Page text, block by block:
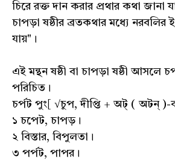
চিরে রক্ত দান করার প্রথার কথা জানা
চাপড়া ষষ্ঠীর ব্রতকথার মধ্যে নরবলির
যায়"।
এই মন্থন ষষ্ঠী বা চাপড়া ষষ্ঠী আসলে
পরিচিত।
চৰ্পট পুং[ √চুপ, দীপ্তি + অট্‌ ( অটন্ )-
১ চপেট, চাপড়।
২ বিস্তার, বিপুলতা।
৩ পর্পট, পাপর।